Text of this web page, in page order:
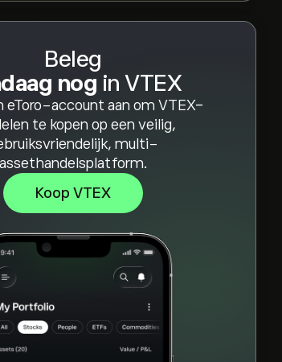
Beleg
nog in VTEX
eToro-account aan om VTEX-
te kopen op een veilig,
multi-
assethandelsplatform.
Koop VTEX